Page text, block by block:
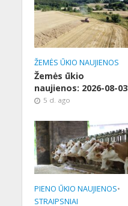
ŽEMĖS ŪKIO NAUJIENOS
Žemės ūkio
naujienos: 2026-08-03
5 d. ago
PIENO ŪKIO NAUJIENOS•
STRAIPSNIAI